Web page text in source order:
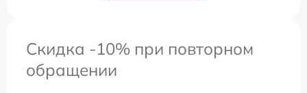
Скидка -10% при повторном
обращении